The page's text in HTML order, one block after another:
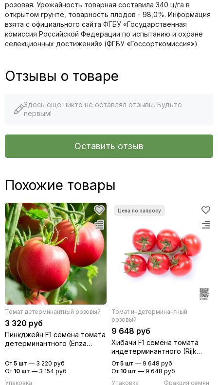
розовая. Урожайность товарная составила 340 ц/га в
открытом грунте, товарность плодов - 98,0%. Информация
взята с официального сайта ФГБУ «Государственная
комиссия Российской Федерации по иcпытанию и охране
селекционных достижений» (ФГБУ «Госсорткомиссия»)
Отзывы о товаре
Здесь еще никто не оставлял отзывы. Будьте
первым!
Оставить отзыв
Похожие товары
Томат детерминантный розовый
3 320 руб
Пинкджейн F1 семена томата
детерминантного (Enza
От 5 шт — 3 220 руб
От 10 шт — 3 154 руб
Упаковка
Томат индетерминантный
розовый
9 648 руб
Хибачи F1 семена томата
индетерминантного (Rijk
Zwaan / Райк Цваан)
От 5 шт — 9 648 руб
От 10 шт — 9 648 руб
Упаковка
Фракция семян